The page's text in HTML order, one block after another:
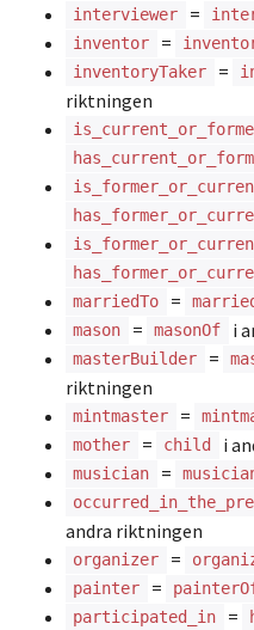
interviewer =
inventor =
inventoryTaker =
riktningen
marriedTo =
mason = masonOf i
masterBuilder =
riktningen
mintmaster =
mother = child i
musician =
andra riktningen
organizer =
painter =
participated_in =